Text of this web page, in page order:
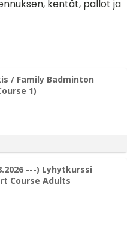
kentät, pallot ja